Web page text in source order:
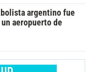
argentino fue
aeropuerto de